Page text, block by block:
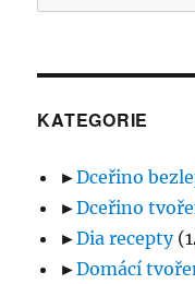
KATEGORIE
►Dceřino
►Dceřino
►Dia recepty
►Domácí